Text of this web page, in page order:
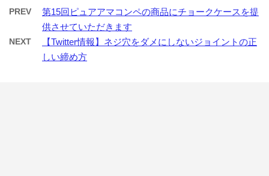
PREV
第15回ピュアアマコンペの商品にチョークケースを提
供させていただきます
NEXT
【Twitter情報】ネジ穴をダメにしないジョイントの正
しい締め方